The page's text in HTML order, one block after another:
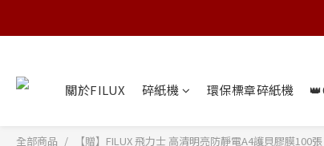
關於FILUX 碎紙機 環保標章碎紙機
全部商品 【贈】FILUX 飛力士 高清明亮防靜電A4護貝膠膜100張